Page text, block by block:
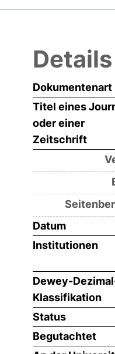
Details
Dokumentenart
Titel eines
oder einer
Zeitschrift
Datum
Institutionen
Dewey-
Klassifikation
Status
Begutachtet